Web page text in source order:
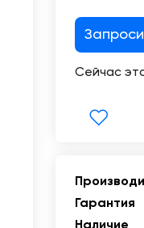
Сейчас
Гарантия